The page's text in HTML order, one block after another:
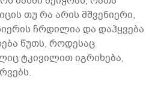
თუ რა არის მშვენიერი,
ჩრდილია და დაჰყვება
წუთს, როდესაც
ტკივილით იგრიხება,